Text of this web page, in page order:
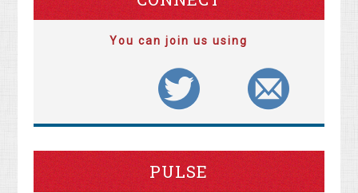
You can join us using
PULSE